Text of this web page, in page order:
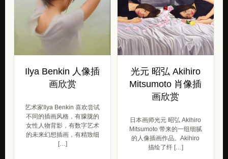
Ilya Benkin 人像插
画欣赏
艺术家Ilya Benkin 喜欢尝试
不同的插画风格，有朦胧的
女性人物背影，有数字艺术
的未来幻想插画，有精致细
[…]
光元 昭弘 Akihiro
Mitsumoto 肖像插
画欣赏
日本画师光元 昭弘 Akihiro
Mitsumoto 带来的一组细腻
的人像插画作品。Akihiro
描绘了纤 […]